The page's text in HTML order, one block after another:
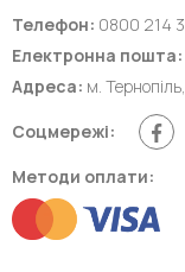
Телефон: 0800 214
Електронна пошта:
Адреса: м.
Соцмережі:
Методи оплати: